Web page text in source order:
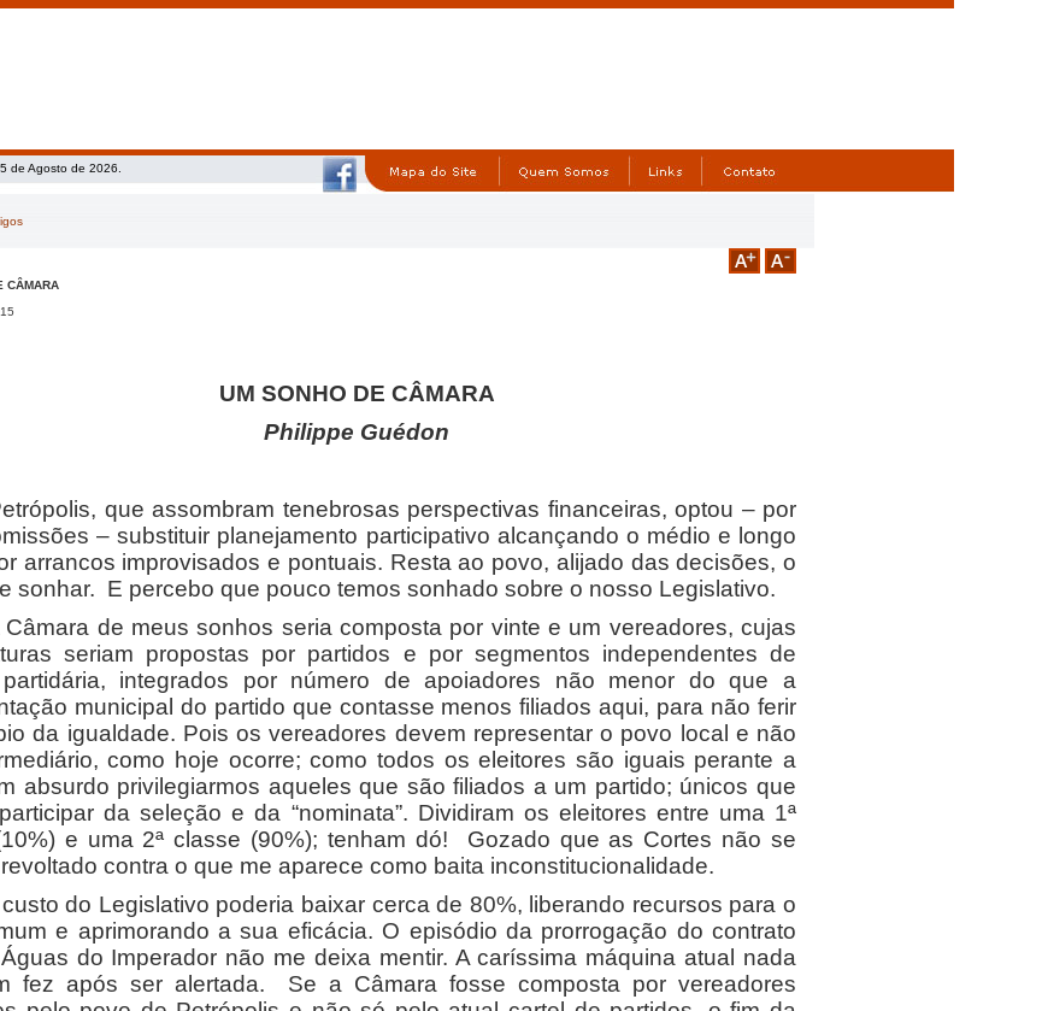
de Agosto de 2026.
CÂMARA
UM SONHO DE CÂMARA
Philippe Guédon
que assombram tenebrosas perspectivas financeiras, optou – por
– substituir planejamento participativo alcançando o médio e longo
arrancos improvisados e pontuais. Resta ao povo, alijado das decisões, o
sonhar. E percebo que pouco temos sonhado sobre o nosso Legislativo.
de meus sonhos seria composta por vinte e um vereadores, cujas
seriam propostas por partidos e por segmentos independentes de
integrados por número de apoiadores não menor do que a
municipal do partido que contasse menos filiados aqui, para não ferir
da igualdade. Pois os vereadores devem representar o povo local e não
como hoje ocorre; como todos os eleitores são iguais perante a
absurdo privilegiarmos aqueles que são filiados a um partido; únicos que
da seleção e da “nominata”. Dividiram os eleitores entre uma 1ª
e uma 2ª classe (90%); tenham dó! Gozado que as Cortes não se
contra o que me aparece como baita inconstitucionalidade.
do Legislativo poderia baixar cerca de 80%, liberando recursos para o
e aprimorando a sua eficácia. O episódio da prorrogação do contrato
do Imperador não me deixa mentir. A caríssima máquina atual nada
fez após ser alertada. Se a Câmara fosse composta por vereadores